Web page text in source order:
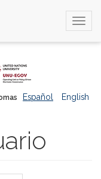
Español English